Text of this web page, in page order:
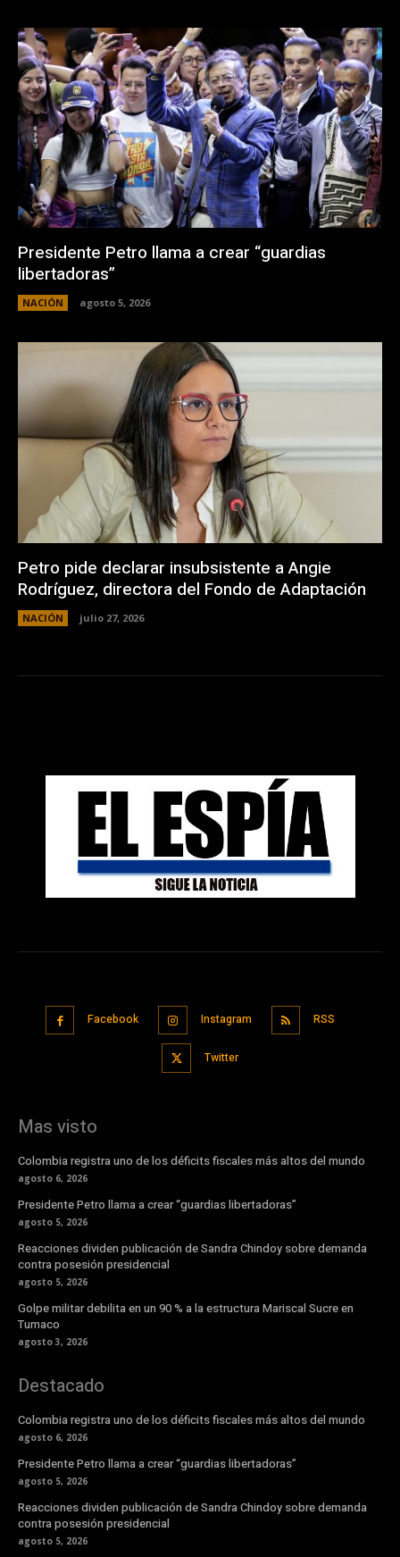
Presidente Petro llama a crear “guardias
libertadoras”
NACIÓN agosto 5, 2026
Petro pide declarar insubsistente a Angie
Rodríguez, directora del Fondo de Adaptación
NACIÓN julio 27, 2026
Facebook Instagram RSS
Twitter
Mas visto
Colombia registra uno de los déficits fiscales más altos del mundo
agosto 6, 2026
Presidente Petro llama a crear “guardias libertadoras”
agosto 5, 2026
Reacciones dividen publicación de Sandra Chindoy sobre demanda
contra posesión presidencial
agosto 5, 2026
Golpe militar debilita en un 90 % a la estructura Mariscal Sucre en
Tumaco
agosto 3, 2026
Destacado
Colombia registra uno de los déficits fiscales más altos del mundo
agosto 6, 2026
Presidente Petro llama a crear “guardias libertadoras”
agosto 5, 2026
Reacciones dividen publicación de Sandra Chindoy sobre demanda
contra posesión presidencial
agosto 5, 2026